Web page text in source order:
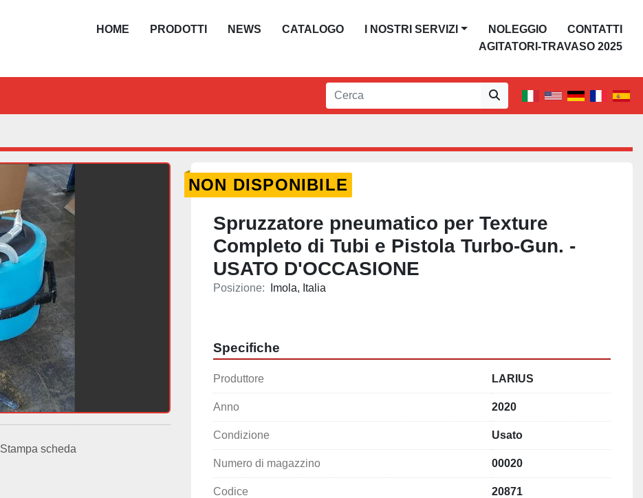
HOME PRODOTTI NEWS CATALOGO I NOSTRI SERVIZI NOLEGGIO
CONTATTI
AGITATORI-TRAVASO 2025
Stampa scheda
NON DISPONIBILE
Spruzzatore pneumatico per Texture
Completo di Tubi e Pistola Turbo-Gun. -
USATO D'OCCASIONE
Posizione: Imola, Italia
Specifiche
Produttore LARIUS
Anno 2020
Condizione Usato
Numero di magazzino 00020
Codice 20871